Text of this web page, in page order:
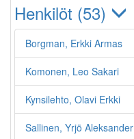
Henkilöt (53)
Borgman, Erkki Armas
Komonen, Leo Sakari
Kynsilehto, Olavi Erkki
Sallinen, Yrjö Aleksander